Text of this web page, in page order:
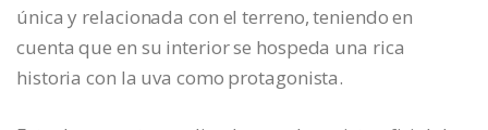
única y relacionada con el terreno, teniendo en
cuenta que en su interior se hospeda una rica
historia con la uva como protagonista.